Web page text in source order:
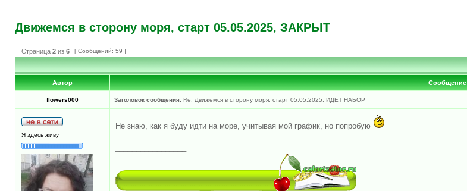
Движемся в сторону моря, старт 05.05.2025, ЗАКРЫТ
Страница 2 из 6 [ Сообщений: 59 ]
Автор Сообщение
flowers000 Заголовок сообщения: Re: Движемся в сторону моря, старт 05.05.2025, ИДЁТ НАБОР
Я здесь живу
Не знаю, как я буду идти на море, учитывая мой график, но попробую